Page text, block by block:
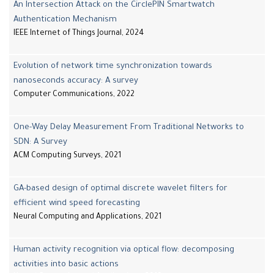
An Intersection Attack on the CirclePIN Smartwatch
Authentication Mechanism
IEEE Internet of Things Journal, 2024
Evolution of network time synchronization towards
nanoseconds accuracy: A survey
Computer Communications, 2022
One-Way Delay Measurement From Traditional Networks to
SDN: A Survey
ACM Computing Surveys, 2021
GA-based design of optimal discrete wavelet filters for
efficient wind speed forecasting
Neural Computing and Applications, 2021
Human activity recognition via optical flow: decomposing
activities into basic actions